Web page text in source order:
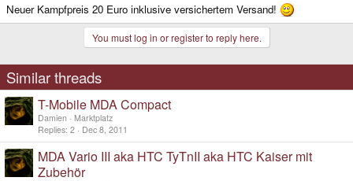
Neuer Kampfpreis 20 Euro inklusive versichertem Versand!
You must log in or register to reply here.
Similar threads
T-Mobile MDA Compact
Damien
Marktplatz
Replies 2 Dec 8, 2011
MDA Vario III aka HTC TyTnII aka HTC Kaiser mit
Zubehör